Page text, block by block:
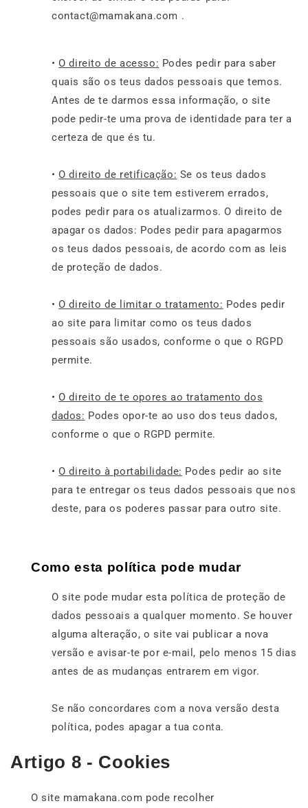
contact@mamakana.com .
• O direito de acesso: Podes pedir para saber
quais são os teus dados pessoais que temos.
Antes de te darmos essa informação, o site
pode pedir-te uma prova de identidade para ter a
certeza de que és tu.
• O direito de retificação: Se os teus dados
pessoais que o site tem estiverem errados,
podes pedir para os atualizarmos. O direito de
apagar os dados: Podes pedir para apagarmos
os teus dados pessoais, de acordo com as leis
de proteção de dados.
• O direito de limitar o tratamento: Podes pedir
ao site para limitar como os teus dados
pessoais são usados, conforme o que o RGPD
permite.
• O direito de te opores ao tratamento dos
dados: Podes opor-te ao uso dos teus dados,
conforme o que o RGPD permite.
• O direito à portabilidade: Podes pedir ao site
para te entregar os teus dados pessoais que nos
deste, para os poderes passar para outro site.
Como esta política pode mudar
O site pode mudar esta política de proteção de
dados pessoais a qualquer momento. Se houver
alguma alteração, o site vai publicar a nova
versão e avisar-te por e-mail, pelo menos 15 dias
antes de as mudanças entrarem em vigor.
Se não concordares com a nova versão desta
política, podes apagar a tua conta.
Artigo 8 - Cookies
O site mamakana.com pode recolher